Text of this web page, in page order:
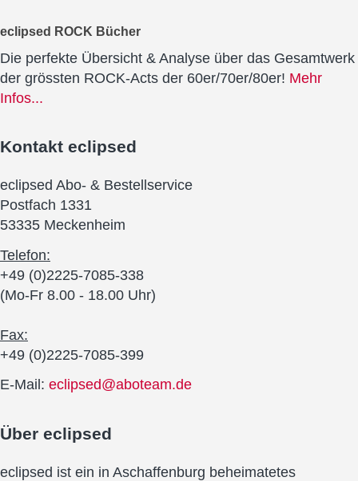
eclipsed ROCK Bücher
Die perfekte Übersicht & Analyse über das Gesamtwerk
der grössten ROCK-Acts der 60er/70er/80er! Mehr
Infos...
Kontakt eclipsed
eclipsed Abo- & Bestellservice
Postfach 1331
53335 Meckenheim
Telefon:
+49 (0)2225-7085-338
(Mo-Fr 8.00 - 18.00 Uhr)
Fax:
+49 (0)2225-7085-399
E-Mail: eclipsed@aboteam.de
Über eclipsed
eclipsed ist ein in Aschaffenburg beheimatetes